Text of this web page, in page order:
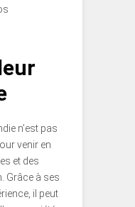
n’est pas
venir en
et des
Grâce à ses
il peut